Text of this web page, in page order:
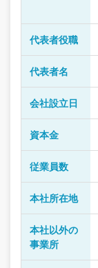
代表者役職
代表者名
会社設立日
資本金
従業員数
本社所在地
本社以外の
事業所